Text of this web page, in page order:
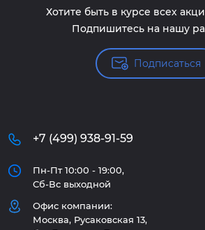
Хотите быть в курсе всех
Подпишитесь на нашу
Подписаться
+7 (499) 938-91-59
Пн-Пт 10:00 - 19:00,
Сб-Вс выходной
Офис компании:
Москва, Русаковская 13,